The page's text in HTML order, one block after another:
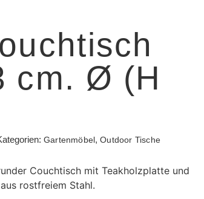
cm. Ø (H
Gartenmöbel,Outdoor Tische
Couchtisch mit Teakholzplatte und
rostfreiem Stahl.